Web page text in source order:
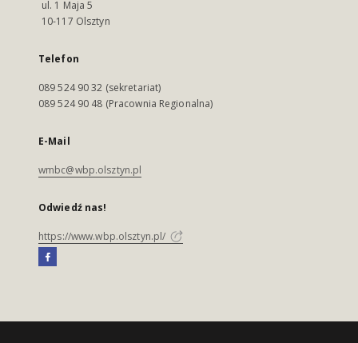
ul. 1 Maja 5
10-117 Olsztyn
Telefon
089 524 90 32 (sekretariat)
089 524 90 48 (Pracownia Regionalna)
E-Mail
wmbc@wbp.olsztyn.pl
Odwiedź nas!
https://www.wbp.olsztyn.pl/